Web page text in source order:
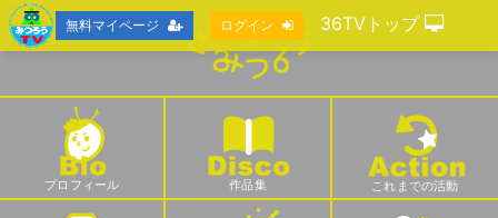
プロフィール 作品集 これまでの活動
無料マイページ ログイン 36TVトップ